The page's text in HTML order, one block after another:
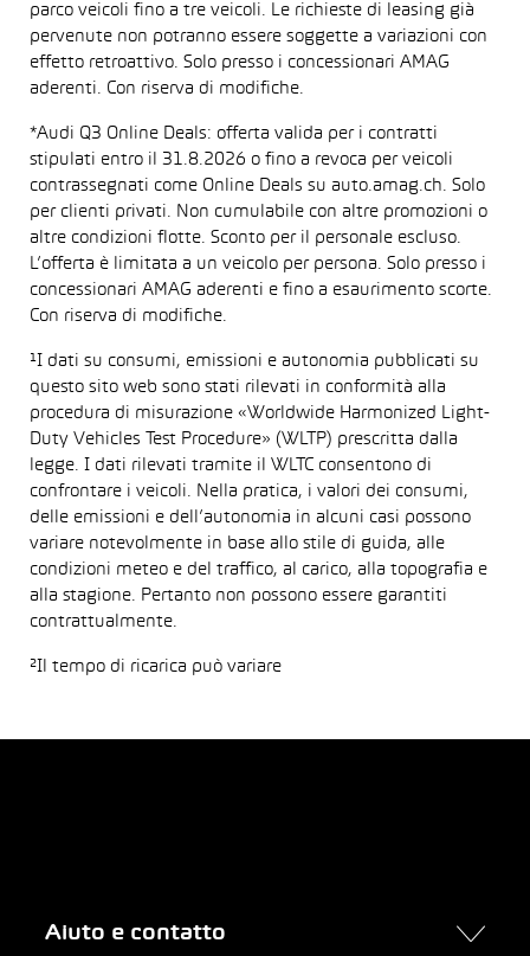
parco veicoli fino a tre veicoli. Le richieste di leasing già
pervenute non potranno essere soggette a variazioni con
effetto retroattivo. Solo presso i concessionari AMAG
aderenti. Con riserva di modifiche.
*Audi Q3 Online Deals: offerta valida per i contratti
stipulati entro il 31.8.2026 o fino a revoca per veicoli
contrassegnati come Online Deals su auto.amag.ch. Solo
per clienti privati. Non cumulabile con altre promozioni o
altre condizioni flotte. Sconto per il personale escluso.
L’offerta è limitata a un veicolo per persona. Solo presso i
concessionari AMAG aderenti e fino a esaurimento scorte.
Con riserva di modifiche.
¹I dati su consumi, emissioni e autonomia pubblicati su
questo sito web sono stati rilevati in conformità alla
procedura di misurazione «Worldwide Harmonized Light-
Duty Vehicles Test Procedure» (WLTP) prescritta dalla
legge. I dati rilevati tramite il WLTC consentono di
confrontare i veicoli. Nella pratica, i valori dei consumi,
delle emissioni e dell’autonomia in alcuni casi possono
variare notevolmente in base allo stile di guida, alle
condizioni meteo e del traffico, al carico, alla topografia e
alla stagione. Pertanto non possono essere garantiti
contrattualmente.
²Il tempo di ricarica può variare
Aiuto e contatto